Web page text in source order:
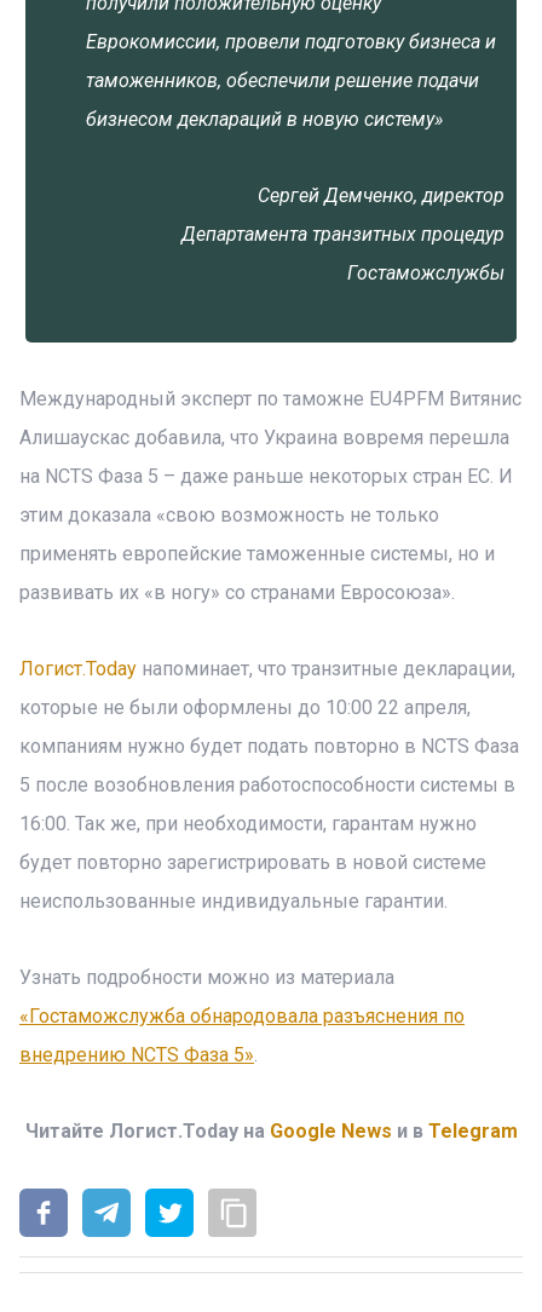
Еврокомиссии, провели подготовку бизнеса и
таможенников, обеспечили решение подачи
бизнесом деклараций в новую систему»
Сергей Демченко, директор
Департамента транзитных процедур
Гостаможслужбы
Международный эксперт по таможне EU4PFM Витянис
Алишаускас добавила, что Украина вовремя перешла
на NCTS Фаза 5 – даже раньше некоторых стран ЕС. И
этим доказала «свою возможность не только
применять европейские таможенные системы, но и
развивать их «в ногу» со странами Евросоюза».
Логист.Today напоминает, что транзитные декларации,
которые не были оформлены до 10:00 22 апреля,
компаниям нужно будет подать повторно в NCTS Фаза
5 после возобновления работоспособности системы в
16:00. Так же, при необходимости, гарантам нужно
будет повторно зарегистрировать в новой системе
неиспользованные индивидуальные гарантии.
Узнать подробности можно из материала
«Гостаможслужба обнародовала разъяснения по
внедрению NCTS Фаза 5».
Читайте Логист.Today на Google News и в Telegram